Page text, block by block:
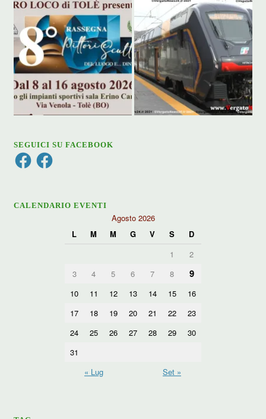
SEGUICI SU FACEBOOK
FacebookFacebook
CALENDARIO EVENTI
Agosto 2026
L
M M G V S
D
1
2
3
4 5 6 7 8 9
10 11 12 13 14 15
16
17
18 19 20 21 22
23
24
25 26 27 28 29
30
31
« Lug
Set »